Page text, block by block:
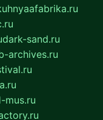
dark-sand.ru
archives.ru
mus.ru